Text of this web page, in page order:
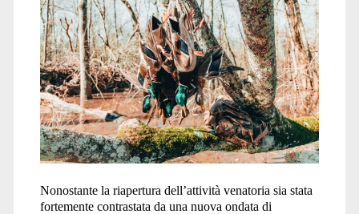
Nonostante la riapertura dell’attività venatoria sia stata
fortemente contrastata da una nuova ondata di